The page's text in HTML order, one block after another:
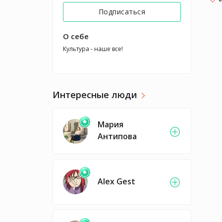
Подписаться
О себе
Культура - наше все!
Интересные люди
Мария
Антипова
Alex Gest